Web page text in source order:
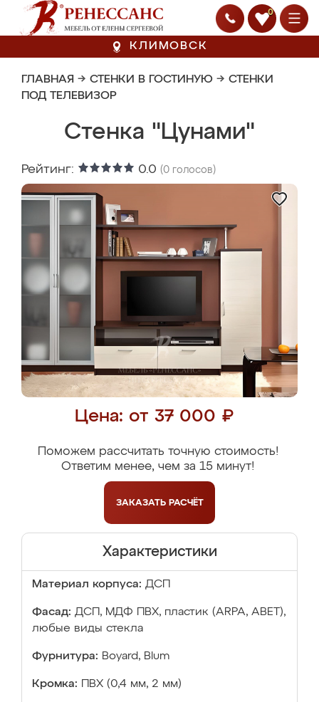
0
КЛИМОВСК
ГЛАВНАЯ → СТЕНКИ В ГОСТИНУЮ → СТЕНКИ
ПОД ТЕЛЕВИЗОР
Стенка "Цунами"
Рейтинг: 0.0 (0 голосов)
Цена: от 37 000 ₽
Поможем рассчитать точную стоимость!
Ответим менее, чем за 15 минут!
ЗАКАЗАТЬ РАСЧЁТ
Характеристики
Материал корпуса: ДСП
Фасад: ДСП, МДФ ПВХ, пластик (ARPA, ABET),
любые виды стекла
Фурнитура: Boyard, Blum
Кромка: ПВХ (0,4 мм, 2 мм)